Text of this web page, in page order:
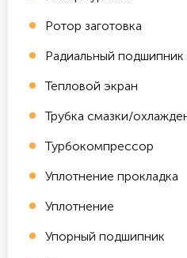
Ротор заготовка
Радиальный
Тепловой экран
Трубка смазки/
Турбокомпрессор
Уплотнение прокладка
Уплотнение
Упорный подшипник